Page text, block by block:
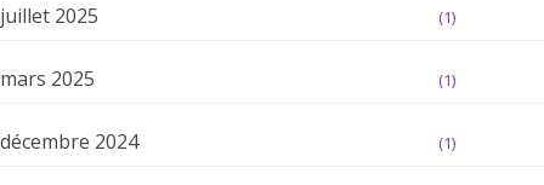
juillet 2025 (1)
mars 2025 (1)
décembre 2024 (1)